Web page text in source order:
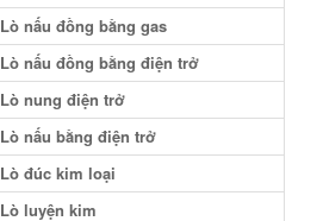
Lò nấu đồng bằng gas
Lò nấu đồng bằng điện trở
Lò nung điện trở
Lò nấu bằng điện trở
Lò đúc kim loại
Lò luyện kim